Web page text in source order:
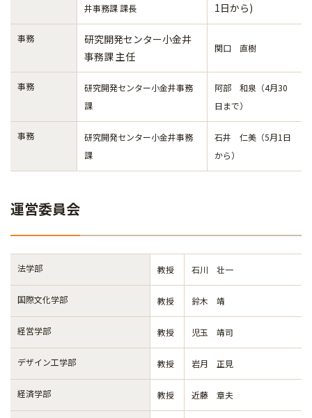
井事務課 課長
1日から)
事務
研究開発センター小金井
事務課 主任
関口 直樹
事務
研究開発センター小金井事務
課
阿部 和泉（4月30
日まで）
事務
研究開発センター小金井事務
課
石井 仁美（5月1日
から）
運営委員会
法学部 教授 石川 壮一
国際文化学部 教授 鈴木 靖
経営学部 教授 児玉 靖司
デザイン工学部 教授 岩月 正見
経済学部 教授 近藤 章夫